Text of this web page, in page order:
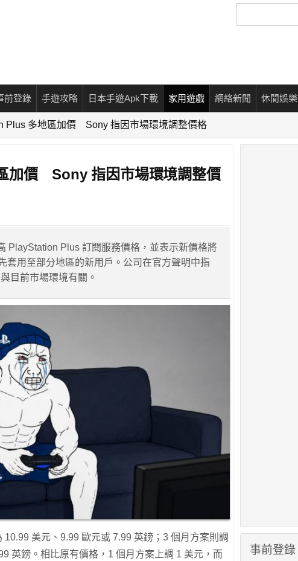
尋
前登錄 手遊攻略 日本手遊Apk下載 家用遊戲 網絡新聞 休閒娛樂
Plus 多地區加價 Sony 指因市場環境調整價格
加價 Sony 指因市場環境調整價
PlayStation Plus 訂閱服務價格，並表示新價格將
套用至部分地區的新用戶。公司在官方聲明中指
目前市場環境有關。
美元、9.99 歐元或 7.99 英鎊；3 個月方案則調
英鎊。相比原有價格，1 個月方案上調 1 美元，而
事前登錄